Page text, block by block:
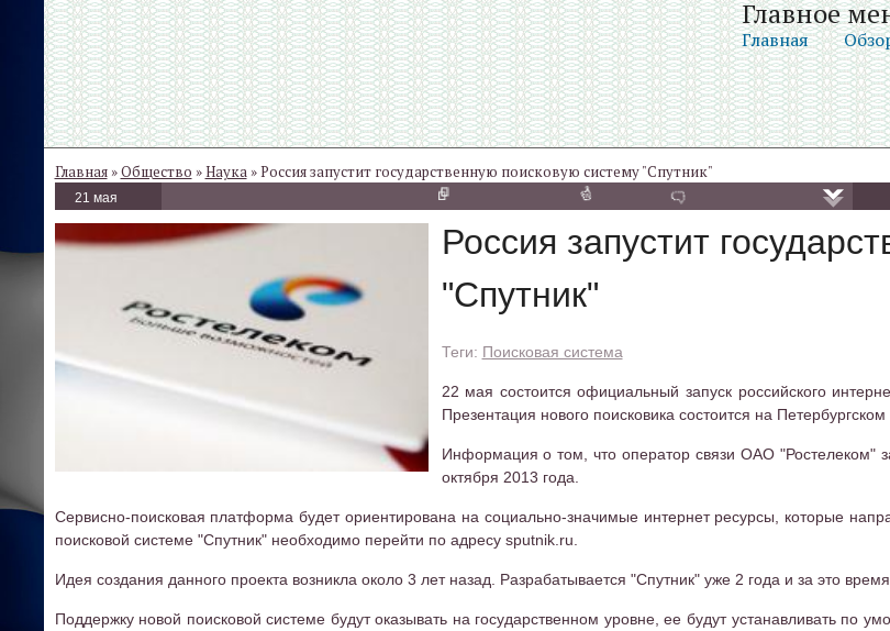
Главное
Главная
Главная»Общество »Наука» Россия запустит государственную поисковую систему "Спутник"
21 мая
Россия запустит
"Спутник"
Поисковая система
22 мая состоится официальный запуск российского
Презентация нового поисковика состоится на
Информация о том, что оператор связи ОАО "Ростелеком"
октября 2013 года.
Сервисно-поисковая платформа будет ориентирована на социально-значимые интернет ресурсы, которые
поисковой системе "Спутник" необходимо перейти по адресу sputnik.ru.
Идея создания данного проекта возникла около 3 лет назад. Разрабатывается "Спутник" уже 2 года и за это
Поддержку новой поисковой системе будут оказывать на государственном уровне, ее будут устанавливать по